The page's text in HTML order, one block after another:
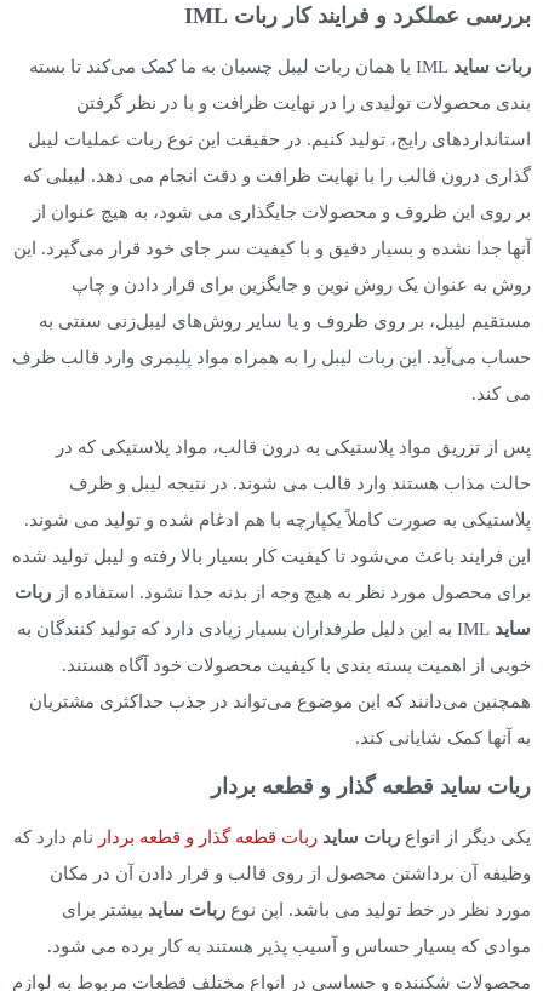
بررسی عملکرد و فرایند کار ربات IML
ربات ساید
IML یا همان ربات لیبل چسبان به ما کمک می‌کند تا بسته
بندی محصولات تولیدی را در نهایت ظرافت و با در نظر گرفتن
استاندارد‌های رایج، تولید کنیم. در حقیقت این نوع ربات عملیات لیبل
گذاری درون قالب را با نهایت ظرافت و دقت انجام می دهد. لیبلی که
بر روی این ظروف و محصولات جایگذاری می شود، به هیچ عنوان از
آنها جدا نشده و بسیار دقیق و با کیفیت سر جای خود قرار می‌گیرد. این
روش به عنوان یک روش نوین و جایگزین برای قرار دادن و چاپ
مستقیم لیبل، بر روی ظروف و یا سایر روش‌های لیبل‌زنی سنتی به
حساب می‌آید. این ربات لیبل را به همراه مواد پلیمری وارد قالب ظرف
می کند.
پس از تزریق مواد پلاستیکی به درون قالب، مواد پلاستیکی که در
حالت مذاب هستند وارد قالب می شوند. در نتیجه لیبل و ظرف
پلاستیکی به صورت کاملاً یکپارچه با هم ادغام شده و تولید می شوند.
این فرایند باعث می‌شود تا کیفیت کار بسیار بالا رفته و لیبل تولید شده
برای محصول مورد نظر به هیچ وجه از بدنه جدا نشود. استفاده از ربات
ساید
IML به این دلیل طرفداران بسیار زیادی دارد که تولید کنندگان به
خوبی از اهمیت بسته بندی با کیفیت محصولات خود آگاه هستند.
همچنین می‌دانند که این موضوع می‌تواند در جذب حداکثری مشتریان
به آنها کمک شایانی کند.
ربات ساید قطعه گذار و قطعه بردار
یکی دیگر از انواع ربات ساید ربات قطعه گذار و قطعه بردار نام دارد که
وظیفه آن برداشتن محصول از روی قالب و قرار دادن آن در مکان
مورد نظر در خط تولید می باشد. این نوع ربات ساید بیشتر برای
موادی که بسیار حساس و آسیب پذیر هستند به کار برده می شود.
محصولات شکننده و حساسی در انواع مختلف قطعات مربوط به لوازم